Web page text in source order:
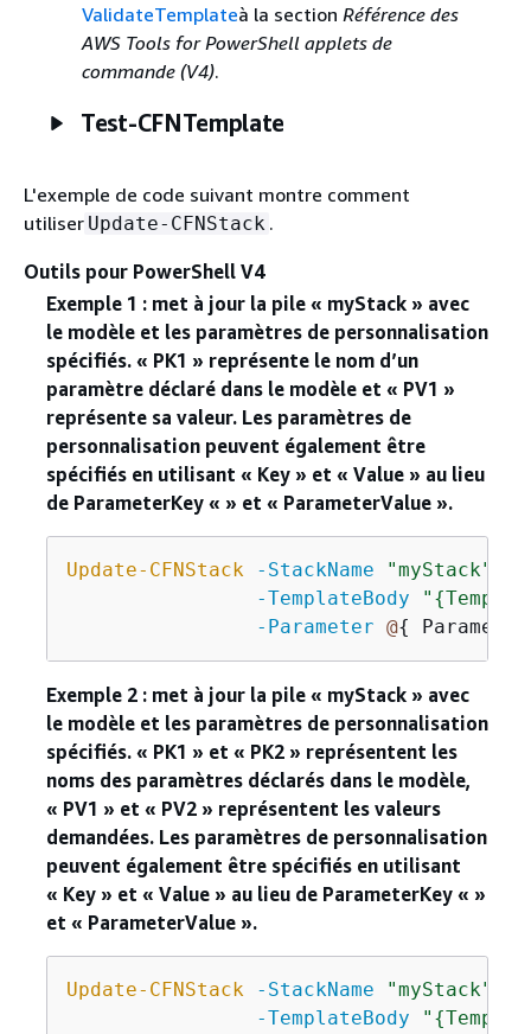
ValidateTemplateà la section Référence des
AWS Tools for PowerShell applets de
commande (V4).
Test-CFNTemplate
L'exemple de code suivant montre comment
utiliser Update-CFNStack .
Outils pour PowerShell V4
Exemple 1 : met à jour la pile « myStack » avec
le modèle et les paramètres de personnalisation
spécifiés. « PK1 » représente le nom d’un
paramètre déclaré dans le modèle et « PV1 »
représente sa valeur. Les paramètres de
personnalisation peuvent également être
spécifiés en utilisant « Key » et « Value » au lieu
de ParameterKey « » et « ParameterValue ».
Update-CFNStack -StackName "myStack"
-TemplateBody
" {
-Parameter @{
Exemple 2 : met à jour la pile « myStack » avec
le modèle et les paramètres de personnalisation
spécifiés. « PK1 » et « PK2 » représentent les
noms des paramètres déclarés dans le modèle,
« PV1 » et « PV2 » représentent les valeurs
demandées. Les paramètres de personnalisation
peuvent également être spécifiés en utilisant
« Key » et « Value » au lieu de ParameterKey « »
et « ParameterValue ».
Update-CFNStack -StackName "myStack"
-TemplateBody
" {